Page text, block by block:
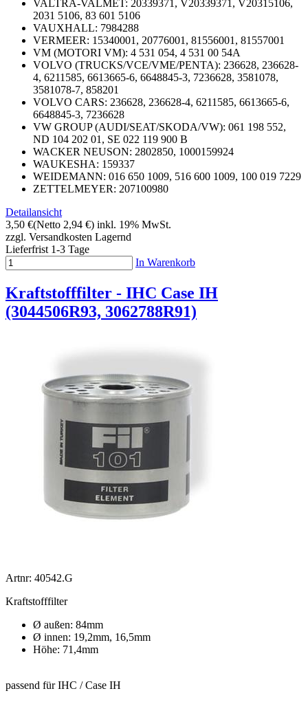
VALTRA-VALMET: 20339371, V20339371, V20315106,
2031 5106, 83 601 5106
VAUXHALL: 7984288
VERMEER: 15340001, 20776001, 81556001, 81557001
VM (MOTORI VM): 4 531 054, 4 531 00 54A
VOLVO (TRUCKS/VCE/VME/PENTA): 236628, 236628-
4, 6211585, 6613665-6, 6648845-3, 7236628, 3581078,
3581078-7, 858201
VOLVO CARS: 236628, 236628-4, 6211585, 6613665-6,
6648845-3, 7236628
VW GROUP (AUDI/SEAT/SKODA/VW): 061 198 552,
ND 104 202 01, SE 022 119 900 B
WACKER NEUSON: 2802850, 1000159924
WAUKESHA: 159337
WEIDEMANN: 016 650 1009, 516 600 1009, 100 019 7229
ZETTELMEYER: 207100980
Detailansicht
3,50 €(Netto 2,94 €) inkl. 19% MwSt.
zzgl. Versandkosten Lagernd
Lieferfrist 1-3 Tage
In Warenkorb
Kraftstofffilter - IHC Case IH
(3044506R93, 3062788R91)
Artnr: 40542.G
Kraftstofffilter
Ø außen: 84mm
Ø innen: 19,2mm, 16,5mm
Höhe: 71,4mm
passend für IHC / Case IH